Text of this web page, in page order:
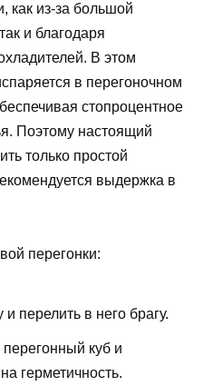
как из-за большой
и благодаря
В этом
в перегоночном
стопроцентное
Поэтому настоящий
только простой
выдержка в
перегонки:
перелить в него брагу.
куб и
герметичность.